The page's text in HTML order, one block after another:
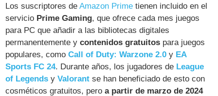
Los suscriptores deAmazon Prime tienen incluido en el
servicio Prime Gaming, que ofrece cada mes juegos
para PC que añadir a las bibliotecas digitales
permanentemente ycontenidos gratuitos para juegos
populares, comoCall of Duty: Warzone 2.0 y EA
Sports FC 24. Durante años, los jugadores de League
of Legends yValorant se han beneficiado de esto con
cosméticos gratuitos, peroa partir de marzo de 2024